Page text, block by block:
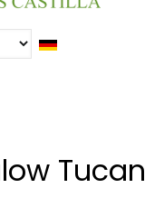
Tucan